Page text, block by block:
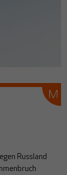
Russland